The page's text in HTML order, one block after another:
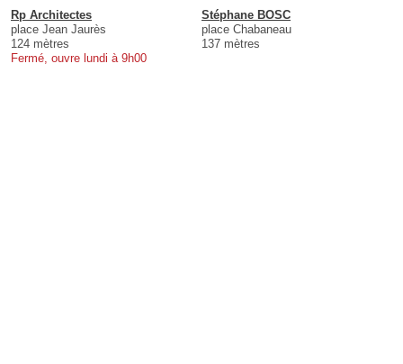
Rp Architectes
place Jean Jaurès
124 mètres
Fermé, ouvre lundi à 9h00
Stéphane BOSC
place Chabaneau
137 mètres